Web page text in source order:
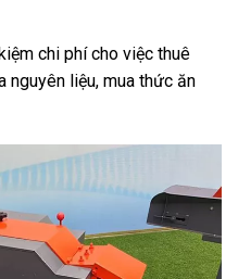
chi phí cho việc thuê
nguyên liệu, mua thức ăn